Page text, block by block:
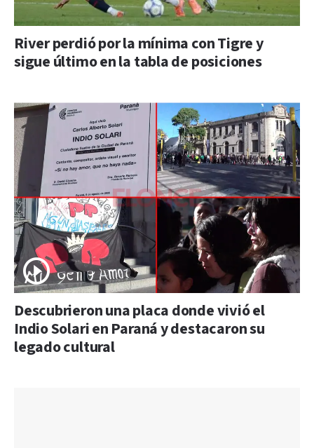
River perdió por la mínima con Tigre y
sigue último en la tabla de posiciones
Descubrieron una placa donde vivió el
Indio Solari en Paraná y destacaron su
legado cultural